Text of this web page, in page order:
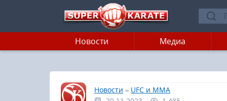
Новости Медиа
Главная
»
Новости » UFC и MMA